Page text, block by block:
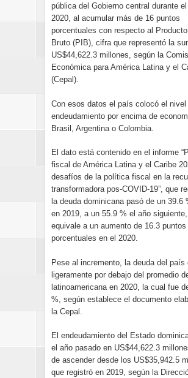
pública del Gobierno central durante
2020, al acumular más de 16 puntos
porcentuales con respecto al
Bruto (PIB), cifra que representó la
US$44,622.3 millones, según la
Económica para América Latina y el
(Cepal).
Con esos datos el país colocó el nivel
endeudamiento por encima de
Brasil, Argentina o Colombia.
El dato está contenido en el informe
fiscal de América Latina y el Caribe
desafíos de la política fiscal en la
transformadora pos-COVID-19”, que
la deuda dominicana pasó de un 39.6
en 2019, a un 55.9 % el año
equivale a un aumento de 16.3 puntos
porcentuales en el 2020.
Pese al incremento, la deuda del país
ligeramente por debajo del promedio
latinoamericana en 2020, la cual fue
%, según establece el documento
la Cepal.
El endeudamiento del Estado
el año pasado en US$44,622.3
de ascender desde los US$35,942.5
que registró en 2019, según la